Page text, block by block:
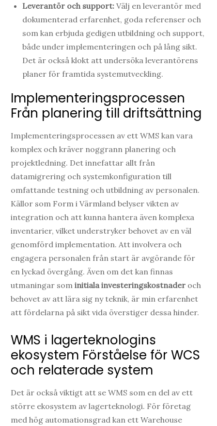
Leverantör och support: Välj en leverantör med
dokumenterad erfarenhet, goda referenser och
som kan erbjuda gedigen utbildning och support,
både under implementeringen och på lång sikt.
Det är också klokt att undersöka leverantörens
planer för framtida systemutveckling.
Implementeringsprocessen
Från planering till driftsättning
Implementeringsprocessen av ett WMS kan vara
komplex och kräver noggrann planering och
projektledning. Det innefattar allt från
datamigrering och systemkonfiguration till
omfattande testning och utbildning av personalen.
Källor som Form i Värmland belyser vikten av
integration och att kunna hantera även komplexa
inventarier, vilket understryker behovet av en väl
genomförd implementation. Att involvera och
engagera personalen från start är avgörande för
en lyckad övergång. Även om det kan finnas
utmaningar sominitiala investeringskostnader och
behovet av att lära sig ny teknik, är min erfarenhet
att fördelarna på sikt vida överstiger dessa hinder.
WMS i lagerteknologins
ekosystem Förståelse för WCS
och relaterade system
Det är också viktigt att se WMS som en del av ett
större ekosystem av lagerteknologi. För företag
med hög automationsgrad kan ett Warehouse